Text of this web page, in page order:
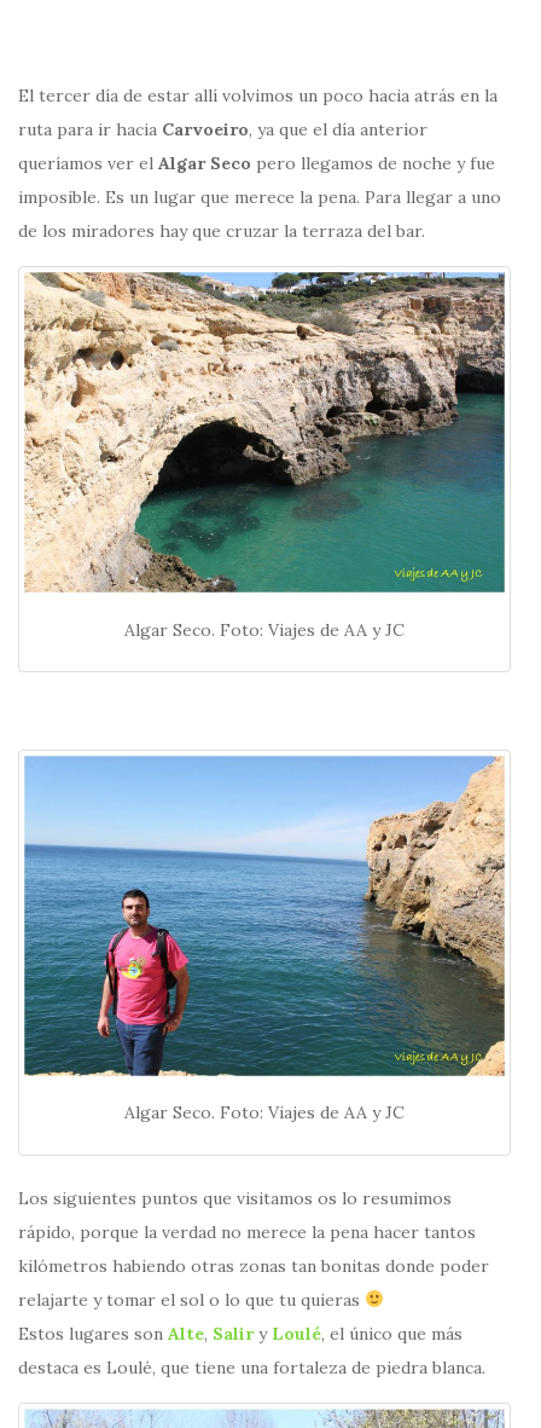
El tercer día de estar allí volvimos un poco hacia atrás en la
ruta para ir hacia Carvoeiro, ya que el día anterior
queríamos ver el Algar Seco pero llegamos de noche y fue
imposible. Es un lugar que merece la pena. Para llegar a uno
de los miradores hay que cruzar la terraza del bar.
Algar Seco. Foto: Viajes de AA y JC
Algar Seco. Foto: Viajes de AA y JC
Los siguientes puntos que visitamos os lo resumimos
rápido, porque la verdad no merece la pena hacer tantos
kilómetros habiendo otras zonas tan bonitas donde poder
relajarte y tomar el sol o lo que tu quieras
Estos lugares son Alte, Saliry Loulé, el único que más
destaca es Loulé, que tiene una fortaleza de piedra blanca.